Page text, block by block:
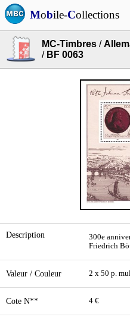
Mobile-Collections
MC-Timbres /
/ BF 0063
Description
300e
Friedrich
Valeur / Couleur 2 x 50 p.
Cote N** 4 €